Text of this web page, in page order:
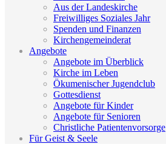
Aus der Landeskirche
Freiwilliges Soziales Jahr
Spenden und Finanzen
Kirchengemeinderat
Angebote
Angebote im Überblick
Kirche im Leben
Ökumenischer Jugendclub
Gottesdienst
Angebote für Kinder
Angebote für Senioren
Christliche Patientenvorsorge
Für Geist & Seele